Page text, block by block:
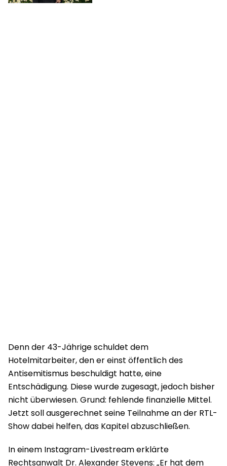
Denn der 43-Jährige schuldet dem
Hotelmitarbeiter, den er einst öffentlich des
Antisemitismus beschuldigt hatte, eine
Entschädigung. Diese wurde zugesagt, jedoch bisher
nicht überwiesen. Grund: fehlende finanzielle Mittel.
Jetzt soll ausgerechnet seine Teilnahme an der RTL-
Show dabei helfen, das Kapitel abzuschließen.
In einem Instagram-Livestream erklärte
Rechtsanwalt Dr. Alexander Stevens: „Er hat dem